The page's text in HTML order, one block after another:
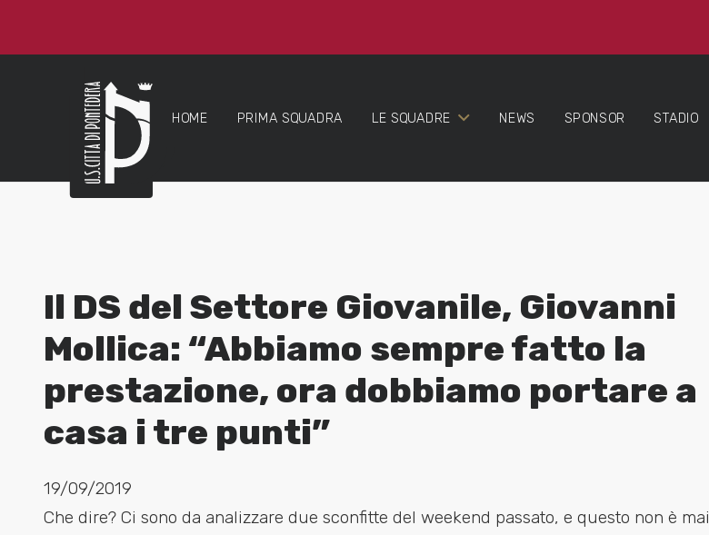
HOME PRIMA SQUADRA LE SQUADRE NEWS SPONSOR STADIO
Il DS del Settore Giovanile, Giovanni
Mollica: “Abbiamo sempre fatto la
prestazione, ora dobbiamo portare a
casa i tre punti”
19/09/2019
Che dire? Ci sono da analizzare due sconfitte del weekend passato, e questo non è mai